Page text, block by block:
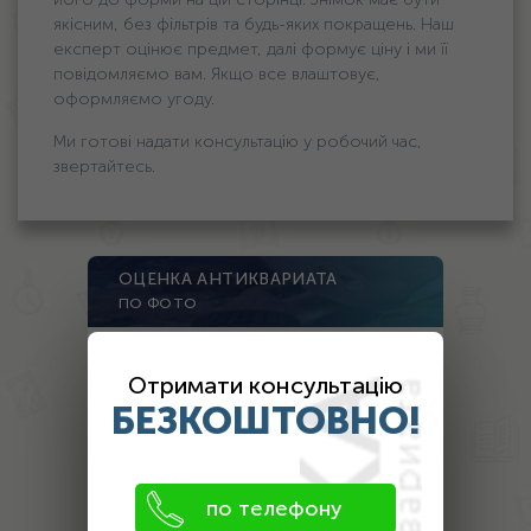
якісним, без фільтрів та будь-яких покращень. Наш
експерт оцінює предмет, далі формує ціну і ми її
повідомляємо вам. Якщо все влаштовує,
оформляємо угоду.
Ми готові надати консультацію у робочий час,
звертайтесь.
ОЦЕНКА АНТИКВАРИАТА
ПО ФОТО
фото 1 фото 2 фото 3
Отримати консультацію
БЕЗКОШТОВНО!
по телефону